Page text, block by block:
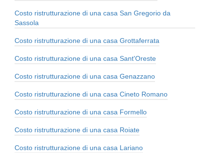
Costo ristrutturazione di una casa San Gregorio da
Sassola
Costo ristrutturazione di una casa Grottaferrata
Costo ristrutturazione di una casa Sant'Oreste
Costo ristrutturazione di una casa Genazzano
Costo ristrutturazione di una casa Cineto Romano
Costo ristrutturazione di una casa Formello
Costo ristrutturazione di una casa Roiate
Costo ristrutturazione di una casa Lariano